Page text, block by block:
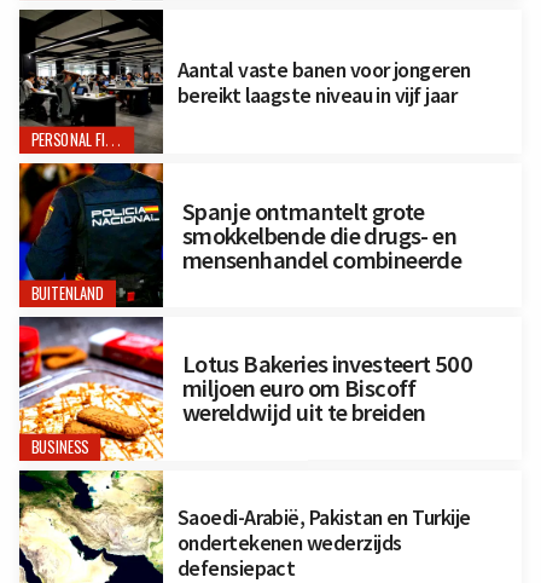
PERSONAL FINANCE
Aantal vaste banen voor jongeren
bereikt laagste niveau in vijf jaar
BUITENLAND
Spanje ontmantelt grote
smokkelbende die drugs- en
mensenhandel combineerde
BUSINESS
Lotus Bakeries investeert 500
miljoen euro om Biscoff
wereldwijd uit te breiden
Saoedi-Arabië, Pakistan en Turkije
ondertekenen wederzijds
defensiepact